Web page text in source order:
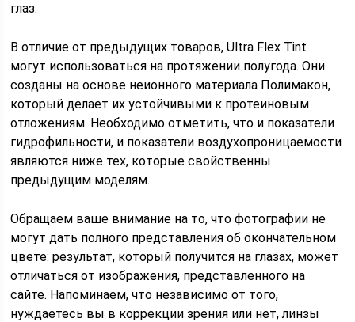
глаз.
В отличие от предыдущих товаров, Ultra Flex Tint
могут использоваться на протяжении полугода. Они
созданы на основе неионного материала Полимакон,
который делает их устойчивыми к протеиновым
отложениям. Необходимо отметить, что и показатели
гидрофильности, и показатели воздухопроницаемости
являются ниже тех, которые свойственны
предыдущим моделям.
Обращаем ваше внимание на то, что фотографии не
могут дать полного представления об окончательном
цвете: результат, который получится на глазах, может
отличаться от изображения, представленного на
сайте. Напоминаем, что независимо от того,
нуждаетесь вы в коррекции зрения или нет, линзы